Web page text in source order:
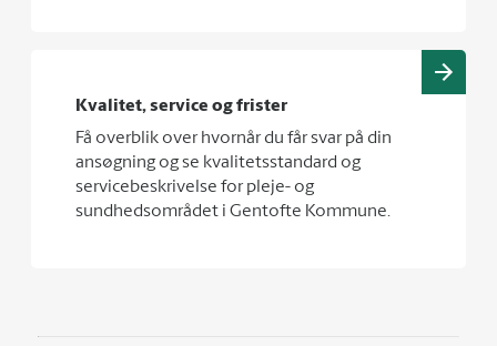
Kvalitet, service og frister
Få overblik over hvornår du får svar på din
ansøgning og se kvalitetsstandard og
servicebeskrivelse for pleje- og
sundhedsområdet i Gentofte Kommune.